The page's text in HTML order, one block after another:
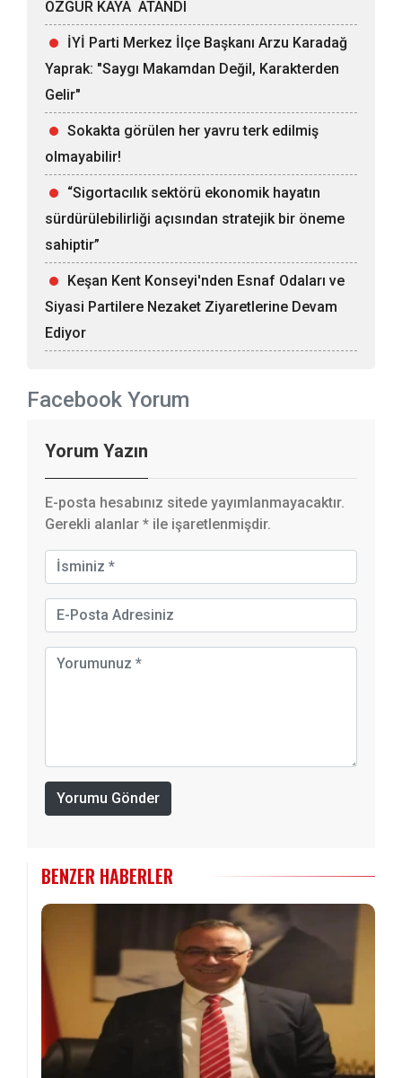
ÖZGÜR KAYA ATANDI
İYİ Parti Merkez İlçe Başkanı Arzu Karadağ
Yaprak: "Saygı Makamdan Değil, Karakterden
Gelir"
Sokakta görülen her yavru terk edilmiş
olmayabilir!
“Sigortacılık sektörü ekonomik hayatın
sürdürülebilirliği açısından stratejik bir öneme
sahiptir”
Keşan Kent Konseyi'nden Esnaf Odaları ve
Siyasi Partilere Nezaket Ziyaretlerine Devam
Ediyor
Facebook Yorum
Yorum Yazın
E-posta hesabınız sitede yayımlanmayacaktır.
Gerekli alanlar * ile işaretlenmişdir.
Yorumu Gönder
BENZER HABERLER